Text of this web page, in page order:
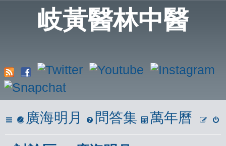
岐黃醫林中醫
廣海明月 問答集 萬年曆